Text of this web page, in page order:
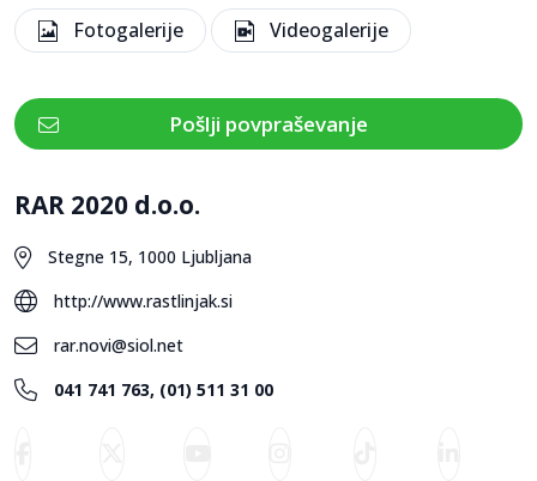
Fotogalerije Videogalerije
Pošlji povpraševanje
RAR 2020 d.o.o.
Stegne 15, 1000 Ljubljana
http://www.rastlinjak.si
rar.novi@siol.net
041 741 763, (01) 511 31 00